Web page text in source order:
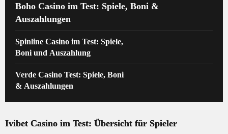
Boho Casino im Test: Spiele, Boni &
Auszahlungen
Spinline Casino im Test: Spiele,
Boni und Auszahlung
Verde Casino Test: Spiele, Boni
& Auszahlungen
Ivibet Casino im Test: Übersicht für Spieler